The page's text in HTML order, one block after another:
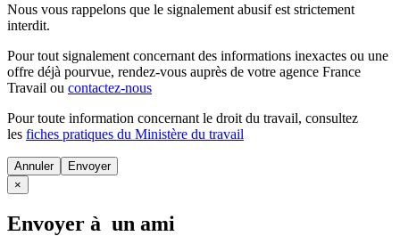
Nous vous rappelons que le signalement abusif est strictement
interdit.
Pour tout signalement concernant des informations inexactes ou une
offre déjà pourvue, rendez-vous auprès de votre agence France
Travail ou contactez-nous
Pour toute information concernant le droit du travail, consultez
les fiches pratiques du Ministère du travail
Annuler
×
Envoyer à un ami